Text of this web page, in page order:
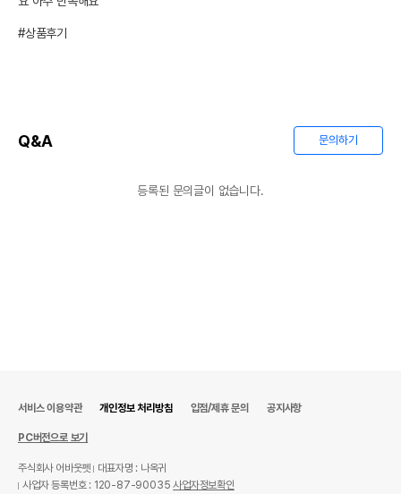
#상품후기
Q&A 문의하기
등록된 문의글이 없습니다.
서비스 이용약관 개인정보 처리방침 입점/제휴 문의 공지사항
PC버전으로 보기
주식회사 어바웃펫
대표자명 : 나옥귀
사업자 등록번호 : 120-87-90035사업자정보확인